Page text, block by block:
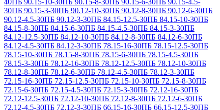
40ПБ 90.15-10-30ПБ 90.15-8-30ПБ 90.15-6-30ПБ 90.15-4.5-
30ПБ 90.15-3-30ПБ 90.12-10-30ПБ 90.12-8-30ПБ 90.12-6-30ПБ
90.12-4.5-30ПБ 90.12-3-30ПБ 84.15-12.5-30ПБ 84.15-10-30ПБ
84.15-8-30ПБ 84.15-6-30ПБ 84.15-4.5-30ПБ 84.15-3-30ПБ
84.12-12.5-30ПБ 84.12-10-30ПБ 84.12-8-30ПБ 84.12-6-30ПБ
84.12-4.5-30ПБ 84.12-3-30ПБ 78.15-16-30ПБ 78.15-12.5-30ПБ
78.15-10-30ПБ 78.15-8-30ПБ 78.15-6-30ПБ 78.15-4.5-30ПБ
78.15-3-30ПБ 78.12-16-30ПБ 78.12-12.5-30ПБ 78.12-10-30ПБ
78.12-8-30ПБ 78.12-6-30ПБ 78.12-4.5-30ПБ 78.12-3-30ПБ
72.15-16-30ПБ 72.15-12.5-30ПБ 72.15-10-30ПБ 72.15-8-30ПБ
72.15-6-30ПБ 72.15-4.5-30ПБ 72.15-3-30ПБ 72.12-16-30ПБ
72.12-12.5-30ПБ 72.12-10-30ПБ 72.12-8-30ПБ 72.12-6-30ПБ
72.12-4.5-30ПБ 72.12-3-30ПБ 66.15-16-30ПБ 66.15-12.5-30ПБ